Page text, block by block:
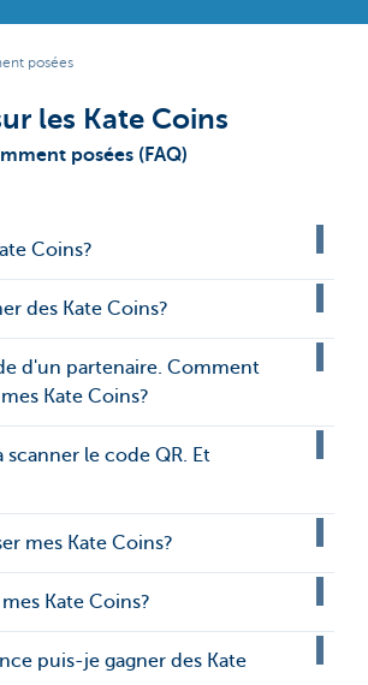
posées
les Kate Coins
posées (FAQ)
Coins?
des Kate Coins?
d'un partenaire. Comment
Kate Coins?
scanner le code QR. Et
mes Kate Coins?
Kate Coins?
puis-je gagner des Kate